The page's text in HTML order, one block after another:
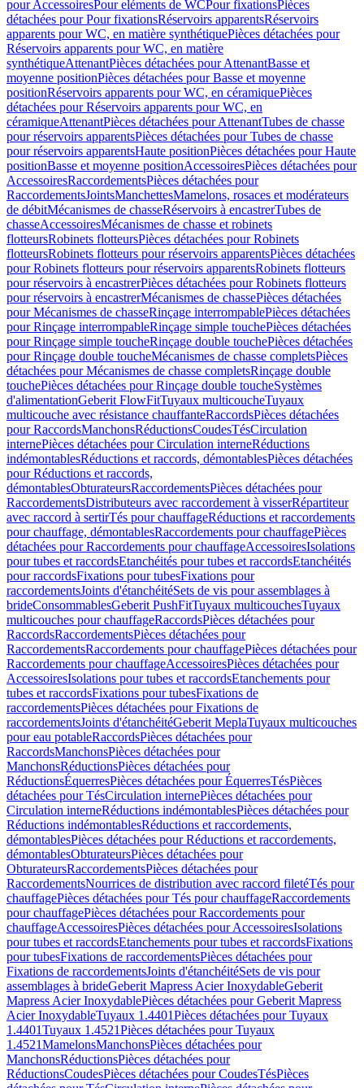
pour AccessoiresPour eléments de WCPour fixationsPièces
détachées pour Pour fixationsRéservoirs apparentsRéservoirs
apparents pour WC, en matière synthétiquePièces détachées pour
Réservoirs apparents pour WC, en matière
synthétiqueAttenantPièces détachées pour AttenantBasse et
moyenne positionPièces détachées pour Basse et moyenne
positionRéservoirs apparents pour WC, en céramiquePièces
détachées pour Réservoirs apparents pour WC, en
céramiqueAttenantPièces détachées pour AttenantTubes de chasse
pour réservoirs apparentsPièces détachées pour Tubes de chasse
pour réservoirs apparentsHaute positionPièces détachées pour Haute
positionBasse et moyenne positionAccessoiresPièces détachées pour
AccessoiresRaccordementsPièces détachées pour
RaccordementsJointsManchettesMamelons, rosaces et modérateurs
de débitMécanismes de chasseRéservoirs à encastrerTubes de
chasseAccessoiresMécanismes de chasse et robinets
flotteursRobinets flotteursPièces détachées pour Robinets
flotteursRobinets flotteurs pour réservoirs apparentsPièces détachées
pour Robinets flotteurs pour réservoirs apparentsRobinets flotteurs
pour réservoirs à encastrerPièces détachées pour Robinets flotteurs
pour réservoirs à encastrerMécanismes de chassePièces détachées
pour Mécanismes de chasseRinçage interrompablePièces détachées
pour Rinçage interrompableRinçage simple touchePièces détachées
pour Rinçage simple toucheRinçage double touchePièces détachées
pour Rinçage double toucheMécanismes de chasse completsPièces
détachées pour Mécanismes de chasse completsRinçage double
touchePièces détachées pour Rinçage double toucheSystèmes
d'alimentationGeberit FlowFitTuyaux multicoucheTuyaux
multicouche avec résistance chauffanteRaccordsPièces détachées
pour RaccordsManchonsRéductionsCoudesTésCirculation
internePièces détachées pour Circulation interneRéductions
indémontablesRéductions et raccords, démontablesPièces détachées
pour Réductions et raccords,
démontablesObturateursRaccordementsPièces détachées pour
RaccordementsDistributeurs avec raccordement à visserRépartiteur
avec raccord à sertirTés pour chauffageRéductions et raccordements
pour chauffage, démontablesRaccordements pour chauffagePièces
détachées pour Raccordements pour chauffageAccessoiresIsolations
pour tubes et raccordsEtanchéités pour tubes et raccordsEtanchéités
pour raccordsFixations pour tubesFixations pour
raccordementsJoints d'étanchéitéSets de vis pour assemblages à
brideConsommablesGeberit PushFitTuyaux multicouchesTuyaux
multicouches pour chauffageRaccordsPièces détachées pour
RaccordsRaccordementsPièces détachées pour
RaccordementsRaccordements pour chauffagePièces détachées pour
Raccordements pour chauffageAccessoiresPièces détachées pour
AccessoiresIsolations pour tubes et raccordsEtanchements pour
tubes et raccordsFixations pour tubesFixations de
raccordementsPièces détachées pour Fixations de
raccordementsJoints d'étanchéitéGeberit MeplaTuyaux multicouches
pour eau potableRaccordsPièces détachées pour
RaccordsManchonsPièces détachées pour
ManchonsRéductionsPièces détachées pour
RéductionsÉquerresPièces détachées pour ÉquerresTésPièces
détachées pour TésCirculation internePièces détachées pour
Circulation interneRéductions indémontablesPièces détachées pour
Réductions indémontablesRéductions et raccordements,
démontablesPièces détachées pour Réductions et raccordements,
démontablesObturateursPièces détachées pour
ObturateursRaccordementsPièces détachées pour
RaccordementsNourrices de distribution avec raccord filetéTés pour
chauffagePièces détachées pour Tés pour chauffageRaccordements
pour chauffagePièces détachées pour Raccordements pour
chauffageAccessoiresPièces détachées pour AccessoiresIsolations
pour tubes et raccordsEtanchements pour tubes et raccordsFixations
pour tubesFixations de raccordementsPièces détachées pour
Fixations de raccordementsJoints d'étanchéitéSets de vis pour
assemblages à brideGeberit Mapress Acier InoxydableGeberit
Mapress Acier InoxydablePièces détachées pour Geberit Mapress
Acier InoxydableTuyaux 1.4401Pièces détachées pour Tuyaux
1.4401Tuyaux 1.4521Pièces détachées pour Tuyaux
1.4521MamelonsManchonsPièces détachées pour
ManchonsRéductionsPièces détachées pour
RéductionsCoudesPièces détachées pour CoudesTésPièces